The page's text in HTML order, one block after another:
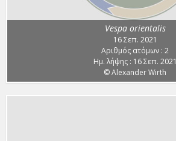
Vespa orientalis
16 Σεπ. 2021
Αριθμός ατόμων : 2
Ημ. λήψης : 16 Σεπ. 2021
© Alexander Wirth